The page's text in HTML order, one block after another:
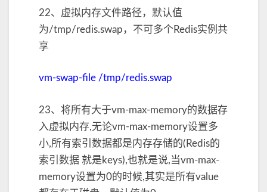
22、虚拟内存文件路径，默认值
为/tmp/redis.swap，不可多个Redis实例共
享
vm-swap-file /tmp/redis.swap
23、将所有大于vm-max-memory的数据存
入虚拟内存,无论vm-max-memory设置多
小,所有索引数据都是内存存储的(Redis的
索引数据 就是keys),也就是说,当vm-max-
memory设置为0的时候,其实是所有value